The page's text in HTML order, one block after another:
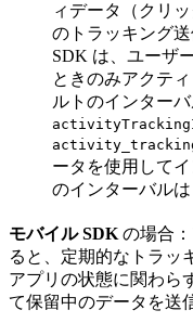
ィデータ（クリ
のトラッキング
SDK は、ユーザ
ときのみアクテ
ルトのインター
ータを使用して
のインターバルは
モバイル SDK の場合
ると、定期的なトラッ
アプリの状態に関わら
て保留中のデータを送